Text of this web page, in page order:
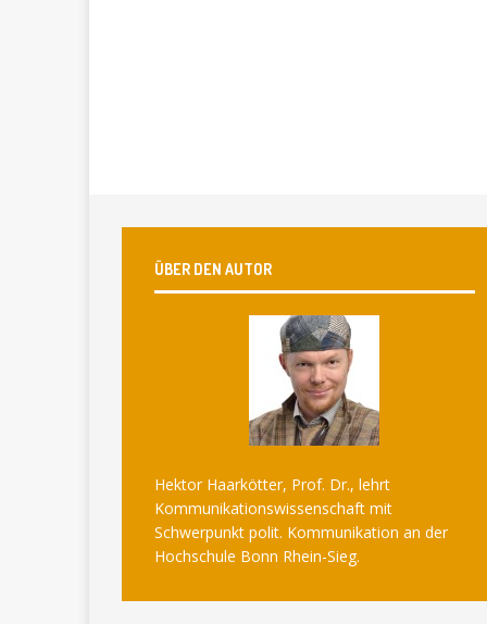
ÜBER DEN AUTOR
Hektor Haarkötter, Prof. Dr., lehrt
Kommunikationswissenschaft mit
Schwerpunkt polit. Kommunikation an der
Hochschule Bonn Rhein-Sieg.